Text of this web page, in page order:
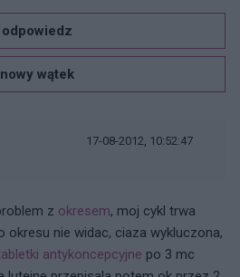
odpowiedz
nowy wątek
17-08-2012, 10:52:47
z okresem, moj cykl trwa
okresu nie widac, ciaza wykluczona,
antykoncepcyjne po 3 mc